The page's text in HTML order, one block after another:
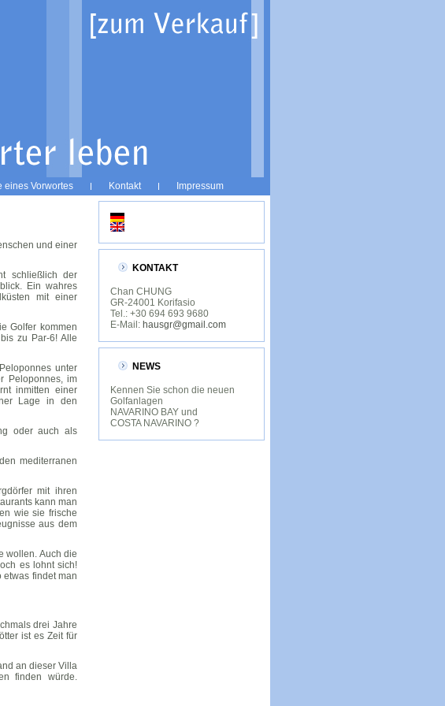
eines Vorwortes Kontakt Impressum
und einer
schließlich der
Ein wahres
mit einer
Golfer kommen
zu Par-6! Alle
unter
Peloponnes, im
inmitten einer
Lage in den
oder auch als
mediterranen
mit ihren
kann man
wie sie frische
aus dem
wollen. Auch die
es lohnt sich!
etwas findet man
drei Jahre
ist es Zeit für
an dieser Villa
finden würde.
KONTAKT
Chan CHUNG
GR-24001 Korifasio
Tel.: +30 694 693 9680
E-Mail: hausgr@gmail.com
NEWS
Kennen Sie schon die neuen
Golfanlagen
NAVARINO BAY und
COSTA NAVARINO ?